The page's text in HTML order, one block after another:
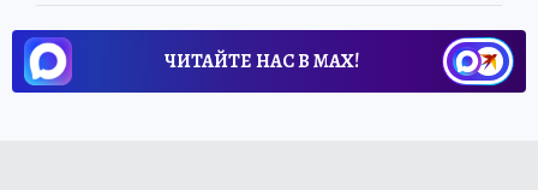
ЧИТАЙТЕ НАС В МАХ!